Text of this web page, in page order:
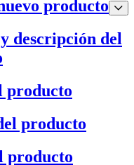
producto
descripción del
producto
producto
producto